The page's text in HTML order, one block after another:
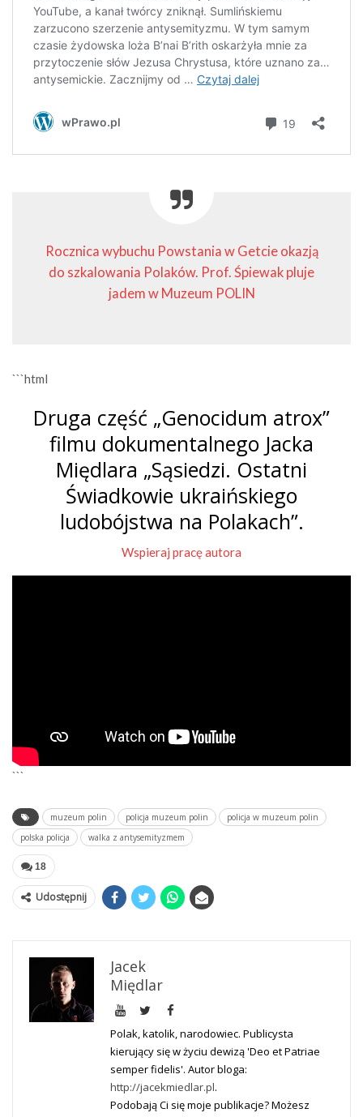
Rocznica wybuchu Powstania w Getcie okazją
do szkalowania Polaków. Prof. Śpiewak pluje
jadem w Muzeum POLIN
```html
Druga część „Genocidum atrox”
filmu dokumentalnego Jacka
Międlara „Sąsiedzi. Ostatni
Świadkowie ukraińskiego
ludobójstwa na Polakach”.
Wspieraj pracę autora
```
muzeum polin policja muzeum polin
policja w muzeum polin
polska policja
walka z antysemityzmem
18
Udostępnij
Jacek
Międlar
Polak, katolik, narodowiec. Publicysta
kierujący się w życiu dewizą 'Deo et Patriae
semper fidelis'. Autor bloga:
http://jacekmiedlar.pl.
Podobają Ci się moje publikacje? Możesz